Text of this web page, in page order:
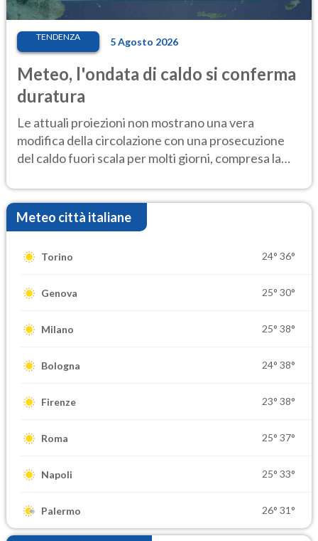
TENDENZA 5 Agosto 2026
Meteo, l'ondata di caldo si conferma
duratura
Le attuali proiezioni non mostrano una vera
modifica della circolazione con una prosecuzione
del caldo fuori scala per molti giorni, compresa la
Meteo città italiane
Torino 24° 36°
Genova 25° 30°
Milano 25° 38°
Bologna 24° 38°
Firenze 23° 38°
Roma 25° 37°
Napoli 25° 33°
Palermo 26° 31°